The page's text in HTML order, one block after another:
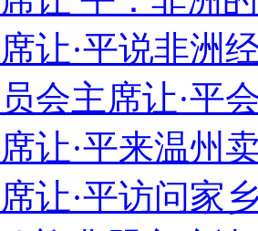
让·平说非洲
会主席让·平
让·平来温州
让·平访问家